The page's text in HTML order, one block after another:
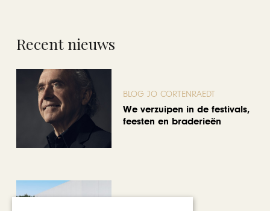
Recent nieuws
BLOG JO CORTENRAEDT
We verzuipen in de festivals,
feesten en braderieën